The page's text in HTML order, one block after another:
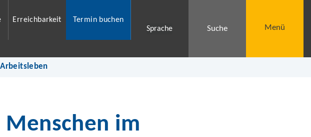
Erreichbarkeit
Termin buchen
Sprache
Suche Menü
im